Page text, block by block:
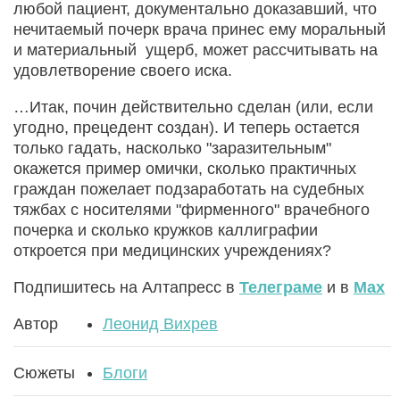
любой пациент, документально доказавший, что
нечитаемый почерк врача принес ему моральный
и материальный ущерб, может рассчитывать на
удовлетворение своего иска.
…Итак, почин действительно сделан (или, если
угодно, прецедент создан). И теперь остается
только гадать, насколько "заразительным"
окажется пример омички, сколько практичных
граждан пожелает подзаработать на судебных
тяжбах с носителями "фирменного" врачебного
почерка и сколько кружков каллиграфии
откроется при медицинских учреждениях?
Подпишитесь на Алтапресс в Телеграме и в Max
Автор Леонид Вихрев
Сюжеты Блоги